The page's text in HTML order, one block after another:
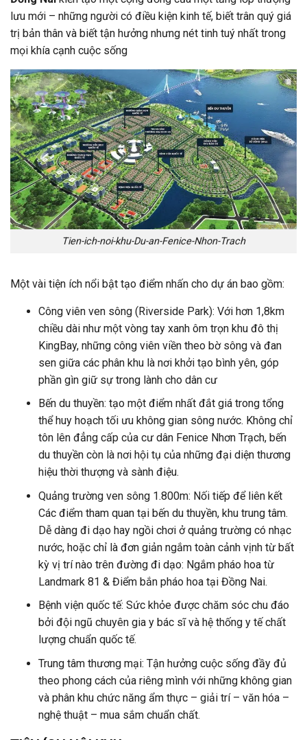
lưu mới – những người có điều kiện kinh tế, biết trân quý giá
trị bản thân và biết tận hưởng nhưng nét tinh tuý nhất trong
mọi khía cạnh cuộc sống
Tien-ich-noi-khu-Du-an-Fenice-Nhon-Trach
Một vài tiện ích nổi bật tạo điểm nhấn cho dự án bao gồm:
Công viên ven sông (Riverside Park): Với hơn 1,8km
chiều dài như một vòng tay xanh ôm trọn khu đô thị
KingBay, những công viên viền theo bờ sông và đan
sen giữa các phân khu là nơi khởi tạo bình yên, góp
phần gìn giữ sự trong lành cho dân cư
Bến du thuyền: tạo một điểm nhất đắt giá trong tổng
thể huy hoạch tối ưu không gian sông nước. Không chỉ
tôn lên đẳng cấp của cư dân Fenice Nhơn Trạch, bến
du thuyền còn là nơi hội tụ của những đại diện thương
hiệu thời thượng và sành điệu.
Quảng trường ven sông 1.800m: Nối tiếp để liên kết
Các điểm tham quan tại bến du thuyền, khu trung tâm.
Dễ dàng đi dạo hay ngồi chơi ở quảng trường có nhạc
nước, hoặc chỉ là đơn giản ngắm toàn cảnh vịnh từ bất
kỳ vị trí nào trên đường đi dạo: Ngắm pháo hoa từ
Landmark 81 & Điểm bắn pháo hoa tại Đồng Nai.
Bệnh viện quốc tế: Sức khỏe được chăm sóc chu đáo
bởi đội ngũ chuyên gia y bác sĩ và hệ thống y tế chất
lượng chuẩn quốc tế.
Trung tâm thương mại: Tận hưởng cuộc sống đầy đủ
theo phong cách của riêng mình với những không gian
và phân khu chức năng ẩm thực – giải trí – văn hóa –
nghệ thuật – mua sắm chuẩn chất.